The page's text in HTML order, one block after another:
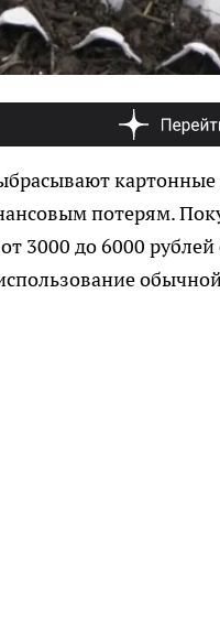
картонные
потерям.
3000 до 6000